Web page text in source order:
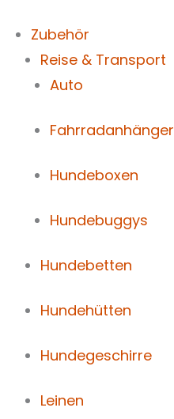
Zubehör
Reise & Transport
Auto
Fahrradanhänger
Hundeboxen
Hundebuggys
Hundebetten
Hundehütten
Hundegeschirre
Leinen